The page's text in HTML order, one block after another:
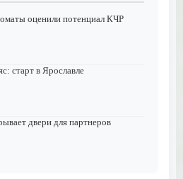
оценили потенциал КЧР
старт в Ярославле
двери для партнеров